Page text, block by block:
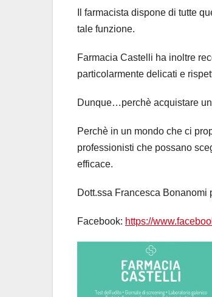
Il farmacista dispone di tutte
tale funzione.
Farmacia Castelli ha inoltre
particolarmente delicati e
Dunque…perchè acquistare
Perchè in un mondo che ci
professionisti che possano
efficace.
Dott.ssa Francesca
Facebook: https://